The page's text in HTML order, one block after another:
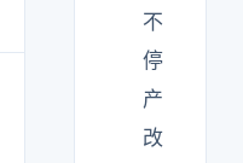
不
停
产
改